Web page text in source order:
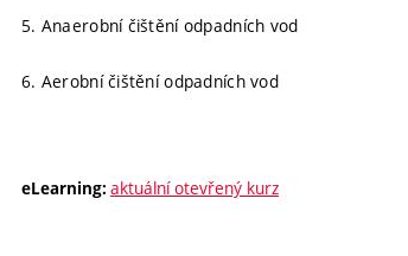
5. Anaerobní čištění odpadních vod
6. Aerobní čištění odpadních vod
eLearning: aktuální otevřený kurz